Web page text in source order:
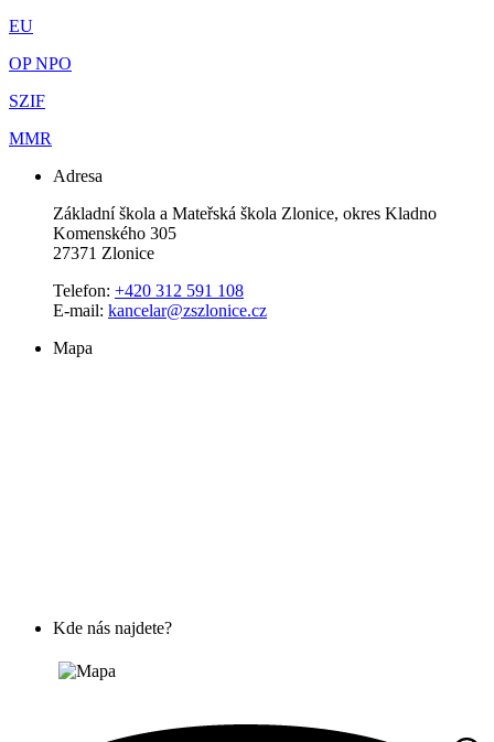
EU
OP NPO
SZIF
MMR
Adresa
Základní škola a Mateřská škola Zlonice, okres Kladno
Komenského 305
27371 Zlonice
Telefon: +420 312 591 108
E-mail: kancelar@zszlonice.cz
Mapa
Kde nás najdete?